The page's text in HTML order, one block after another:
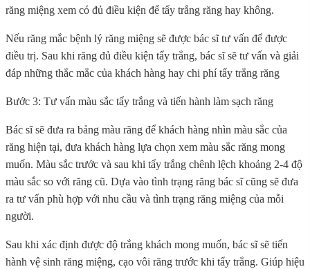
răng miệng xem có đủ điều kiện để tẩy trắng răng hay không.
Nếu răng mắc bệnh lý răng miệng sẽ được bác sĩ tư vấn để được
điều trị. Sau khi răng đủ điều kiện tẩy trắng, bác sĩ sẽ tư vấn và giải
đáp những thắc mắc của khách hàng hay chi phí tẩy trắng răng
Bước 3: Tư vấn màu sắc tẩy trắng và tiến hành làm sạch răng
Bác sĩ sẽ đưa ra bảng màu răng để khách hàng nhìn màu sắc của
răng hiện tại, đưa khách hàng lựa chọn xem màu sắc răng mong
muốn. Màu sắc trước và sau khi tẩy trắng chênh lệch khoảng 2-4 độ
màu sắc so với răng cũ. Dựa vào tình trạng răng bác sĩ cũng sẽ đưa
ra tư vấn phù hợp với nhu cầu và tình trạng răng miệng của mỗi
người.
Sau khi xác định được độ trắng khách mong muốn, bác sĩ sẽ tiến
hành vệ sinh răng miệng, cạo vôi răng trước khi tẩy trắng. Giúp hiệu